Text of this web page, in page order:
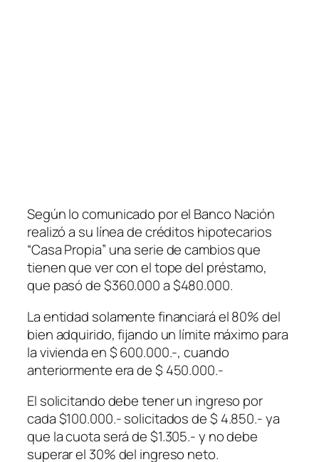
Según lo comunicado por el Banco Nación
realizó a su línea de créditos hipotecarios
“Casa Propia” una serie de cambios que
tienen que ver con el tope del préstamo,
que pasó de $360.000 a $480.000.
La entidad solamente financiará el 80% del
bien adquirido, fijando un límite máximo para
la vivienda en $ 600.000.-, cuando
anteriormente era de $ 450.000.-
El solicitando debe tener un ingreso por
cada $100.000.- solicitados de $ 4.850.- ya
que la cuota será de $1.305.- y no debe
superar el 30% del ingreso neto.